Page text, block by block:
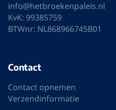
info@hetbroekenpaleis.nl
KvK: 99385759
BTWnr: NL868966745B01
Contact
Contact opnemen
Verzendinformatie